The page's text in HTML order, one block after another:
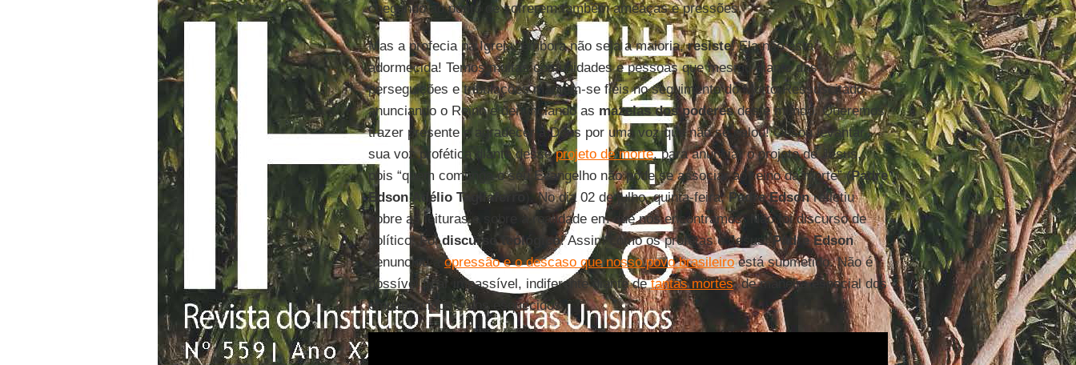
chegando ao ponto de sofrerem também ameaças e pressões.
Mas a profecia na Igreja, embora não seja a maioria,resiste! Ela não está
adormecida! Temos muitas comunidades e pessoas que mesmo diante das
perseguições e tribulações mantêm-se fiéis no seguimento do Morto-Ressuscitado,
anunciando o Reino e denunciando as mazelas dos poderesdeste mundo. Queremos
trazer presente e agradecer a Deus por uma voz que não se calou! Ousou levantar
sua voz profética diante desseprojeto de morte, para anunciar o projeto de Jesus,
pois “quem comunga o seu Evangelho não pode se associar ao reino da morte” (Padre
Edson Adélio Tagliaferro
). No dia 02 de julho, quinta-feira,Padre Edsonrefletiu
sobre as leituras e sobre a realidade em que nos encontramos. Não foi discurso de
político! Foidiscurso teológico! Assim como os profetas e Jesus,Padre Edson
denunciou a opressão e o descaso que nosso povo brasileiroestá submetido. Não é
possível ficar impassível, indiferente diante detantas mortes, de maneira especial dos
empobrecidos e dos esquecidos.